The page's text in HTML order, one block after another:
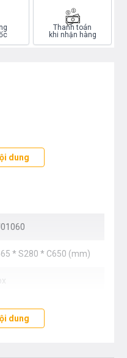
Thanh toán
khi nhận hàng
dung
* S280 * C650 (mm)
dung